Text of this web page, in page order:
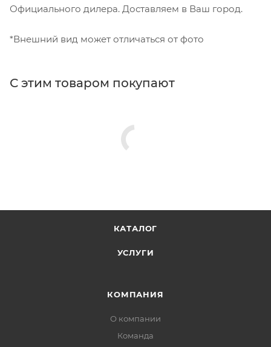
Официального дилера. Доставляем в Ваш город.
*Внешний вид может отличаться от фото
С этим товаром покупают
КАТАЛОГ
УСЛУГИ
КОМПАНИЯ
О компании
Команда